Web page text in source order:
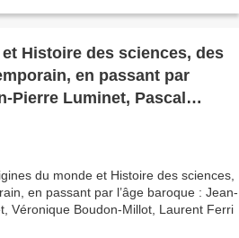
Histoire des sciences, des
en passant par
Pierre Luminet, Pascal
Millot, Laurent Ferri